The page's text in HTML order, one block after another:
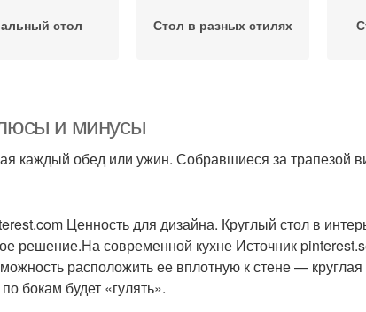
стол Стол в разных стилях
и минусы
каждый обед или ужин. Собравшиеся за трапезой
Ценность для дизайна. Круглый стол в
решение.На современной кухне Источник
расположить ее вплотную к стене —
бокам будет «гулять».